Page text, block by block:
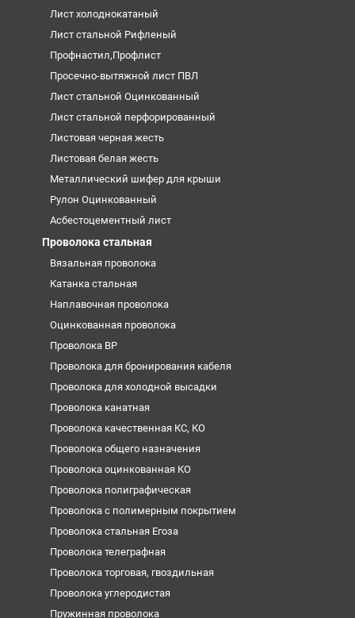
Лист холоднокатаный
Лист стальной Рифленый
Профнастил,Профлист
Просечно-вытяжной лист ПВЛ
Лист стальной Оцинкованный
Лист стальной перфорированный
Листовая черная жесть
Листовая белая жесть
Металлический шифер для крыши
Рулон Оцинкованный
Асбестоцементный лист
Проволока стальная
Вязальная проволока
Катанка стальная
Наплавочная проволока
Оцинкованная проволока
Проволока ВР
Проволока для бронирования кабеля
Проволока для холодной высадки
Проволока канатная
Проволока качественная КС, КО
Проволока общего назначения
Проволока оцинкованная КО
Проволока полиграфическая
Проволока с полимерным покрытием
Проволока стальная Егоза
Проволока телеграфная
Проволока торговая, гвоздильная
Проволока углеродистая
Пружинная проволока